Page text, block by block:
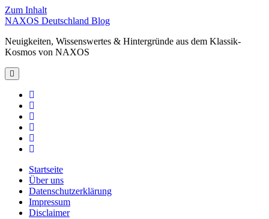
Zum Inhalt
NAXOS Deutschland Blog
Neuigkeiten, Wissenswertes & Hintergründe aus dem Klassik-
Kosmos von NAXOS
Hauptmenü
öffnen
Startseite
Über uns
Datenschutzerklärung
Impressum
Disclaimer